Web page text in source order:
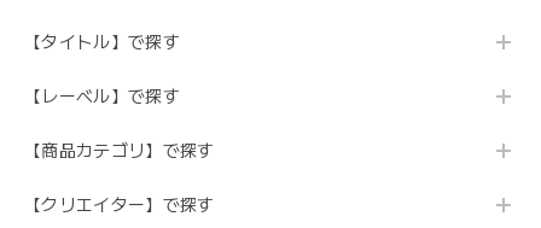
【タイトル】で探す
【レーベル】で探す
【商品カテゴリ】で探す
【クリエイター】で探す